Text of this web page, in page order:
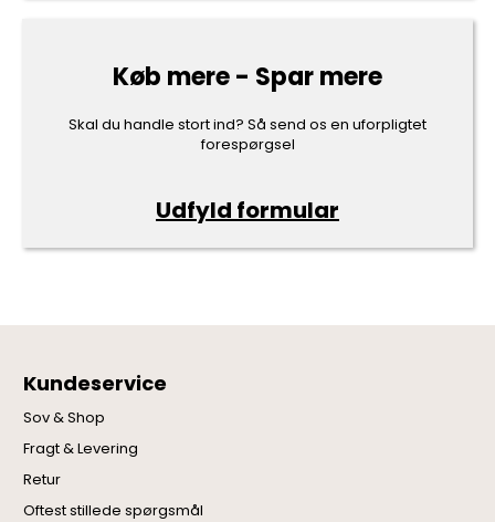
Køb mere - Spar mere
Skal du handle stort ind? Så send os en uforpligtet
forespørgsel
Udfyld formular
Kundeservice
Sov & Shop
Fragt & Levering
Retur
Oftest stillede spørgsmål